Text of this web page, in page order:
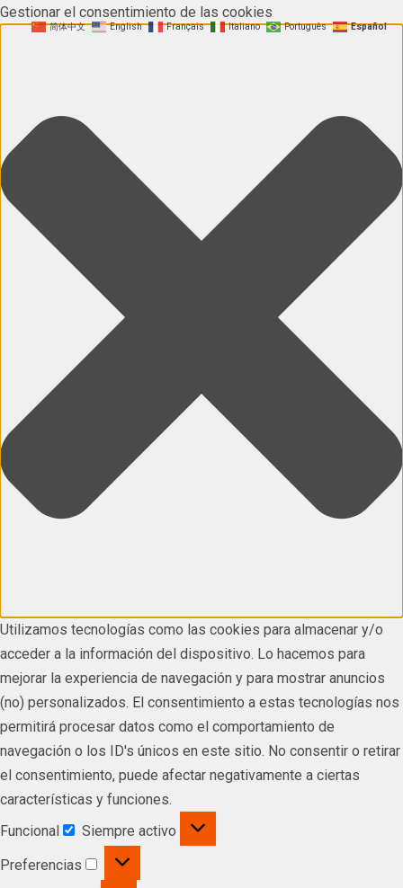
Gestionar el consentimiento de las cookies
Utilizamos tecnologías como las cookies para almacenar y/o
acceder a la información del dispositivo. Lo hacemos para
mejorar la experiencia de navegación y para mostrar anuncios
(no) personalizados. El consentimiento a estas tecnologías nos
permitirá procesar datos como el comportamiento de
navegación o los ID's únicos en este sitio. No consentir o retirar
el consentimiento, puede afectar negativamente a ciertas
características y funciones.
Funcional
Siempre activo
Preferencias
简体中文 English Français Italiano Português Español